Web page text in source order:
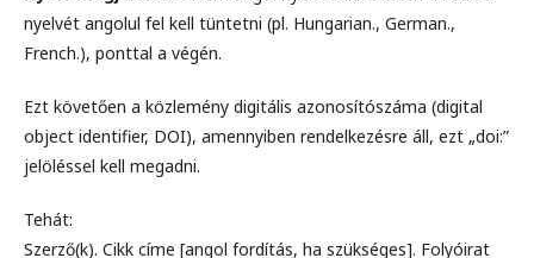
nyelvét angolul fel kell tüntetni (pl. Hungarian., German.,
French.), ponttal a végén.
Ezt követően a közlemény digitális azonosítószáma (digital
object identifier, DOI), amennyiben rendelkezésre áll, ezt „doi:”
jelöléssel kell megadni.
Tehát:
Szerző(k). Cikk címe [angol fordítás, ha szükséges]. Folyóirat